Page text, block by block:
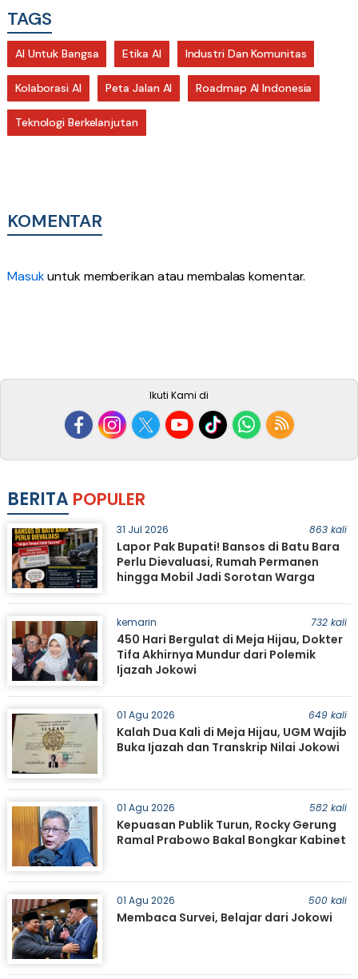
TAGS
AI Untuk Bangsa Etika AI Industri Dan Komunitas
Kolaborasi AI Peta Jalan AI Roadmap AI Indonesia
Teknologi Berkelanjutan
KOMENTAR
Masukuntuk memberikan atau membalas komentar.
Ikuti Kami di
BERITA POPULER
31 Jul 2026 863 kali
Lapor Pak Bupati! Bansos di Batu Bara
Perlu Dievaluasi, Rumah Permanen
hingga Mobil Jadi Sorotan Warga
kemarin 732 kali
450 Hari Bergulat di Meja Hijau, Dokter
Tifa Akhirnya Mundur dari Polemik
Ijazah Jokowi
01 Agu 2026 649 kali
Kalah Dua Kali di Meja Hijau, UGM Wajib
Buka Ijazah dan Transkrip Nilai Jokowi
01 Agu 2026 582 kali
Kepuasan Publik Turun, Rocky Gerung
Ramal Prabowo Bakal Bongkar Kabinet
01 Agu 2026 500 kali
Membaca Survei, Belajar dari Jokowi